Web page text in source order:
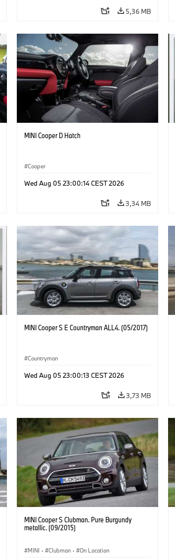
5,36 MB
MINI Cooper D Hatch
Cooper
Wed Aug 05 23:00:14 CEST 2026
3,34 MB
MINI Cooper S E Countryman ALL4. (05/2017)
Countryman
Wed Aug 05 23:00:13 CEST 2026
3,73 MB
MINI Cooper S Clubman. Pure Burgundy
metallic. (09/2015)
MINI · Clubman · On Location